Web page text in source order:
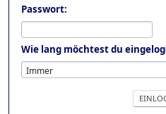
Passwort:
Wie lang möchtest du